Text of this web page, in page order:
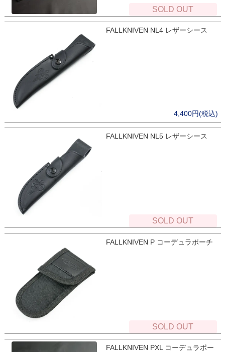
SOLD OUT
FALLKNIVEN NL4 レザーシース
4,400円(税込)
FALLKNIVEN NL5 レザーシース
SOLD OUT
FALLKNIVEN P コーデュラポーチ
SOLD OUT
FALLKNIVEN PXL コーデュラポー